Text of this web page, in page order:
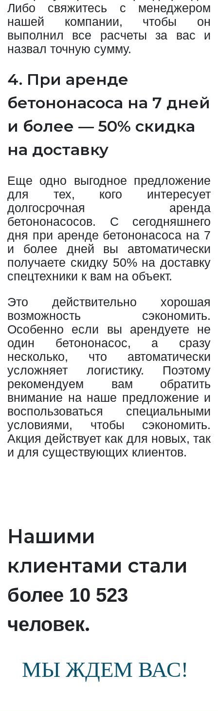
Либо свяжитесь с менеджером
нашей компании, чтобы он
выполнил все расчеты за вас и
назвал точную сумму.
4. При аренде
бетононасоса на 7 дней
и более — 50% скидка
на доставку
Еще одно выгодное предложение
для тех, кого интересует
долгосрочная аренда
бетононасосов. С сегодняшнего
дня при аренде бетононасоса на 7
и более дней вы автоматически
получаете скидку 50% на доставку
спецтехники к вам на объект.
Это действительно хорошая
возможность сэкономить.
Особенно если вы арендуете не
один бетононасос, а сразу
несколько, что автоматически
усложняет логистику. Поэтому
рекомендуем вам обратить
внимание на наше предложение и
воспользоваться специальными
условиями, чтобы сэкономить.
Акция действует как для новых, так
и для существующих клиентов.
Нашими
клиентами стали
более 10 523
человек.
МЫ ЖДЕМ ВАС!